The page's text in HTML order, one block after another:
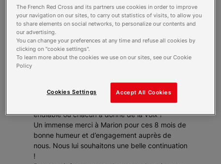
Grande première à la résidence : une soirée
pyjama intergénérationnelle pleine de rires et
de complicité pour dire au revoir à Marion,
notre formidable volontaire en service civique !
En pyjama (oui, tout le monde !), nos résidents
croques-monsieur gourmands, d’un apéritif
convivial, d’une projection de courts-métrages
avec pop-corn et bonbons, et d’un karaoké
endiablé où chacun a donné de la voix !
Un immense merci à Marion pour ces 8 mois de
bonne humeur et d’engagement auprès de
nous. Nous lui souhaitons une belle continuation
!
The French Red Cross and its partners use cookies in order to improve
your navigation on our sites, to carry out statistics of visits, to allow you
to share elements on social networks, to personalize our contents and
our advertising.
You can change your preferences at any time and refuse all cookies by
clicking on "cookie settings".
To learn more about the cookies we use on our sites, see our Cookie
Policy
Accept All Cookies
Cookies Settings